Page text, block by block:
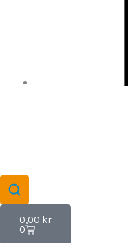
0,00 kr
0
Varukorg